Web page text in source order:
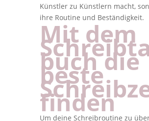
Künstler zu Künstlern macht,
ihre Routine und Beständigkeit.
Mit dem
buch die
beste
finden
Um deine Schreibroutine zu